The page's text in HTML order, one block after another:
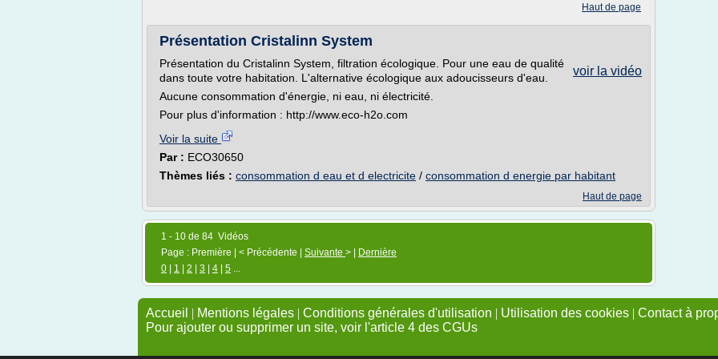
Haut de page
Présentation Cristalinn System
voir la vidéo
Présentation du Cristalinn System, filtration écologique. Pour une eau de qualité
dans toute votre habitation. L'alternative écologique aux adoucisseurs d'eau.
Aucune consommation d'énergie, ni eau, ni électricité.
Pour plus d'information : http://www.eco-h2o.com
Voir la suite
Par : ECO30650
Thèmes liés : consommation d eau et d electricite / consommation d energie par habitant
Haut de page
1 - 10 de 84 Vidéos
Page : Première | < Précédente | Suivante > |
Dernière
0
1 2 3 4 5 ...
Accueil | Mentions légales | Conditions générales d'utilisation | Utilisation des cookies | Contact à
Pour ajouter ou supprimer un site, voir l'article 4 des CGUs